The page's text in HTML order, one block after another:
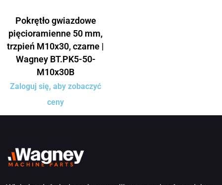
Pokrętło gwiazdowe
pięcioramienne 50 mm,
trzpień M10x30, czarne |
Wagney BT.PK5-50-
M10x30B
Zaloguj się, aby zobaczyć
ceny